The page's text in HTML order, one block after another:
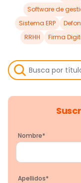
Software de
Sistema ERP
RRHH
Firma
Nombre*
Apellidos*